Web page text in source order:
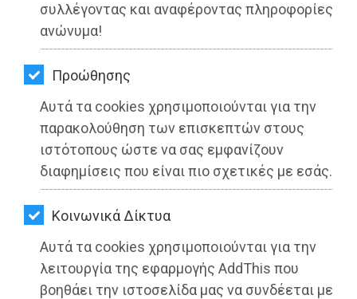
συλλέγοντας και αναφέροντας πληροφορίες
ανώνυμα!
Προώθησης
Αυτά τα cookies χρησιμοποιούνται για την
παρακολούθηση των επισκεπτών στους
ιστότοπους ώστε να σας εμφανίζουν
διαφημίσεις που είναι πιο σχετικές με εσάς.
Kοινωνικά Δίκτυα
Αυτά τα cookies χρησιμοποιούνται για την
λειτουργία της εφαρμογής AddThis που
βοηθάει την ιστοσελίδα μας να συνδέεται με
ΠΕΡΙΒΑΛΛΟΝ
ΚΑΤΟΙΚΙΔΙΟ
ΑΓΓΕΛΙΕΣ
ΕΦΗΜΕΡΙΔΕΣ
OΔΗΓΟΣ
ΑΓΟΡΑΣ
ΨΙΘΥΡΟΙ
ΑΠΟΣΤΟΛΗ
ΑΡΘΡΩΝ
Ο Νεκτάριος Καλαντζής ανάμεσα
στους 40 Ευρωπαίους Νέους Ηγέτες
κάτω των 40 ετών
Διαβάστηκε 3224 φορές